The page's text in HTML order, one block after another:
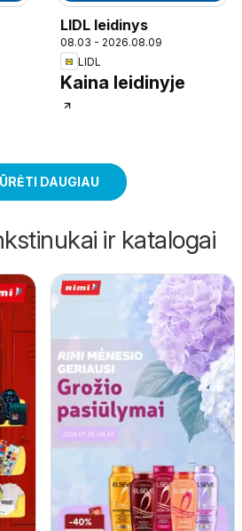
LIDL leidinys
08.03 - 2026.08.09
LIDL
Kaina leidinyje
DAUGIAU
ir katalogai